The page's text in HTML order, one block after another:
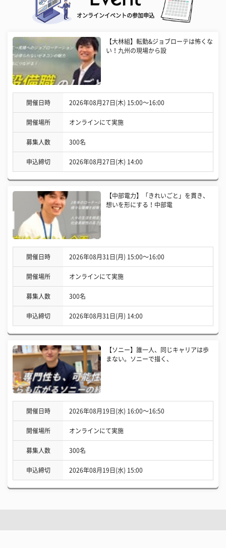
オンラインイベントの参加申込
【大林組】転勤&ジョブローテは怖くな
い！九州の現場から設
開催日時 2026年08月27日(木) 15:00〜16:00
開催場所 オンラインにて実施
募集人数 300名
申込締切 2026年08月27日(木) 14:00
【中部電力】「きれいごと」を貫き、
想いを形にする！中部電
開催日時 2026年08月31日(月) 15:00〜16:00
開催場所 オンラインにて実施
募集人数 300名
申込締切 2026年08月31日(月) 14:00
【ソニー】誰一人、同じキャリアは歩
まない。ソニーで描く、
開催日時 2026年08月19日(水) 16:00〜16:50
開催場所 オンラインにて実施
募集人数 300名
申込締切 2026年08月19日(水) 15:00